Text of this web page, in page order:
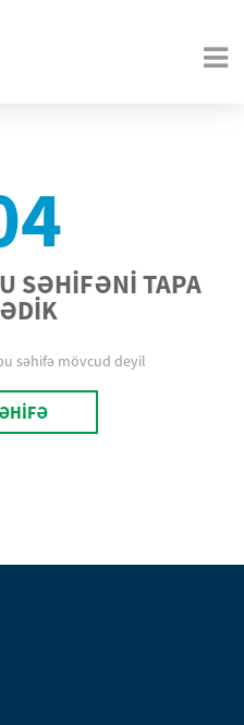
SƏHİFƏNİ TAPA
səhifə mövcud deyil